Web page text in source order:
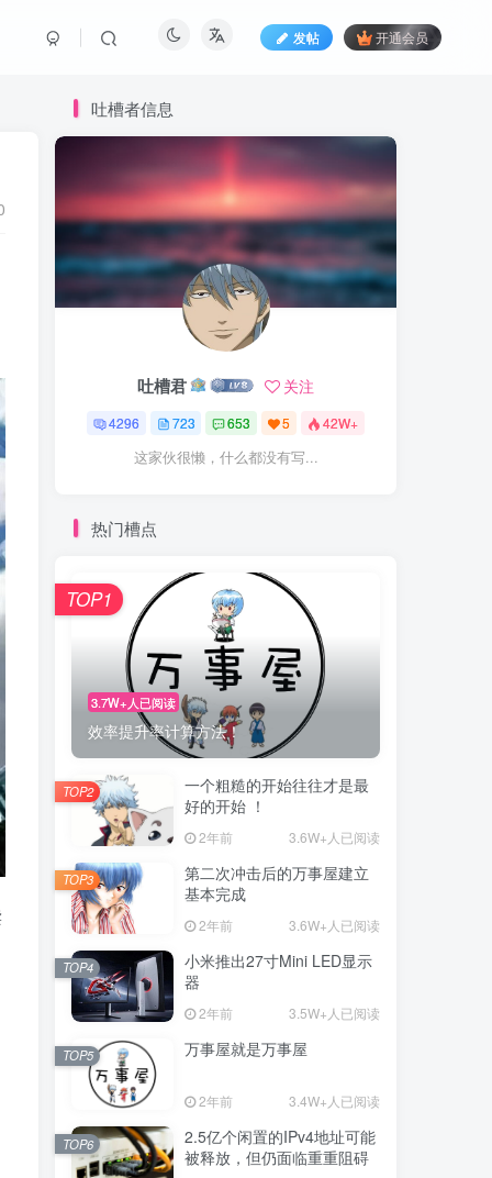
发帖 开通会员
吐槽者信息
吐槽君 关注
4296 723 653 5 42W+
这家伙很懒，什么都没有写...
热门槽点
3.7W+人已阅读
效率提升率计算方法！
TOP1
一个粗糙的开始往往才是最
好的开始 ！
2年前 3.6W+人已阅读
TOP2
第二次冲击后的万事屋建立
基本完成
2年前 3.6W+人已阅读
TOP3
小米推出27寸Mini LED显示
器
2年前 3.5W+人已阅读
TOP4
万事屋就是万事屋
2年前 3.4W+人已阅读
TOP5
2.5亿个闲置的IPv4地址可能
被释放，但仍面临重重阻碍
TOP6